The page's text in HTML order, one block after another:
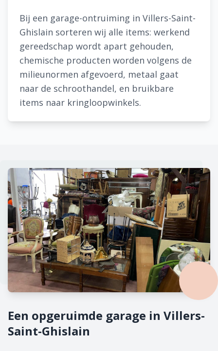
Bij een garage-ontruiming in Villers-Saint-
Ghislain sorteren wij alle items: werkend
gereedschap wordt apart gehouden,
chemische producten worden volgens de
milieunormen afgevoerd, metaal gaat
naar de schroothandel, en bruikbare
items naar kringloopwinkels.
Een opgeruimde garage in Villers-
Saint-Ghislain